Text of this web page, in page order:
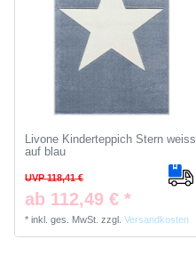
Livone Kinderteppich Stern weiss
auf blau
UVP 118,41 €
ab 112,49 € *
*inkl. ges. MwSt. zzgl.Versandkosten